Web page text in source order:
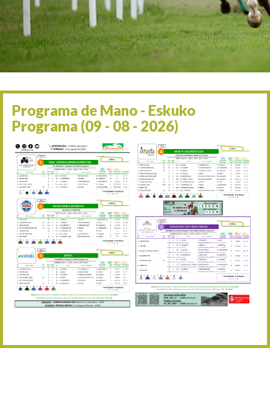
06/09 17:30 Irailaren 6a / 6 de
13/09 17:30 Irailaren 13a / 13 de
30/09 11:30 Irailaren 30a / 30 de
11/06 11:30
05/07 11:30 Uztailaren 5a / 5 de julio
12/07 11:30 Uztailaren 12a / 12 de
19/07 11:30 Uztailaren 19a / 19 de
25/07 11:30 Uztailaren 25a / 25 de
02/08 17:30 Abuztuaren 2a / 2 de
09/08 17:30 Abuztuaren 9a / 9 de
12/08 12:24 Abuztaren 12a / 12 de
15/08 17:05 Abuztuaren 15a / 15 de
30/08 17:30 Abuztuaren 30a / 30 de
Programa de Mano - Eskuko
Programa (09 - 08 - 2026)